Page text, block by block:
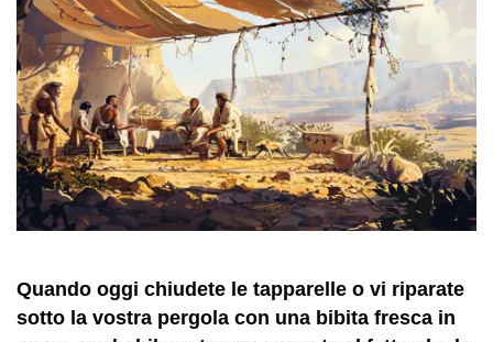
Quando oggi chiudete le tapparelle o vi riparate
sotto la vostra pergola con una bibita fresca in